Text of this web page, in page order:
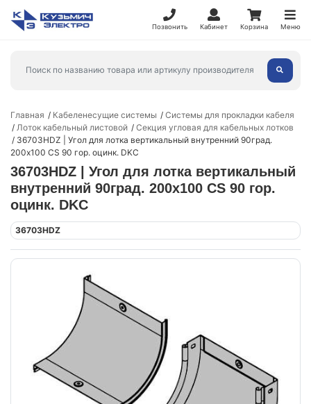
Позвонить Кабинет Корзина Меню
Главная Кабеленесущие системы
Системы для прокладки кабеля
Лоток кабельный листовой
Секция угловая для кабельных лотков
36703HDZ | Угол для лотка вертикальный внутренний 90град.
200х100 CS 90 гор. оцинк. DKC
36703HDZ | Угол для лотка вертикальный
внутренний 90град. 200х100 CS 90 гор.
оцинк. DKC
36703HDZ